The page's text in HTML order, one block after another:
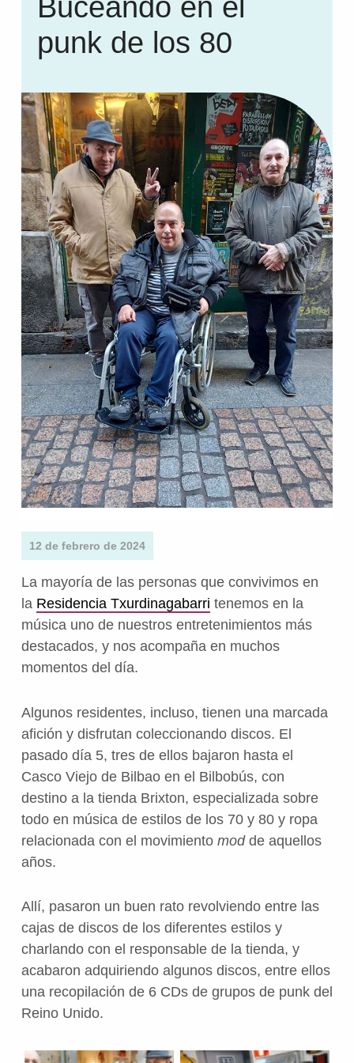
Buceando en el
punk de los 80
12 de febrero de 2024
La mayoría de las personas que convivimos en
la Residencia Txurdinagabarri tenemos en la
música uno de nuestros entretenimientos más
destacados, y nos acompaña en muchos
momentos del día.
Algunos residentes, incluso, tienen una marcada
afición y disfrutan coleccionando discos. El
pasado día 5, tres de ellos bajaron hasta el
Casco Viejo de Bilbao en el Bilbobús, con
destino a la tienda Brixton, especializada sobre
todo en música de estilos de los 70 y 80 y ropa
relacionada con el movimiento modde aquellos
años.
Allí, pasaron un buen rato revolviendo entre las
cajas de discos de los diferentes estilos y
charlando con el responsable de la tienda, y
acabaron adquiriendo algunos discos, entre ellos
una recopilación de 6 CDs de grupos de punk del
Reino Unido.